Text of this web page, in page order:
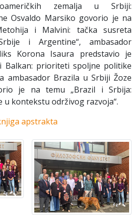
zemalja u Srbiji:
Osvaldo Marsiko govorio je na
i Malvini: tačka susreta
i Argentine“, ambasador
Korona Isaura predstavio je
Balkan: prioriteti spoljne politike
ambasador Brazila u Srbiji Žoze
je na temu „Brazil i Srbija:
u kontekstu održivog razvoja“.
apstrakta